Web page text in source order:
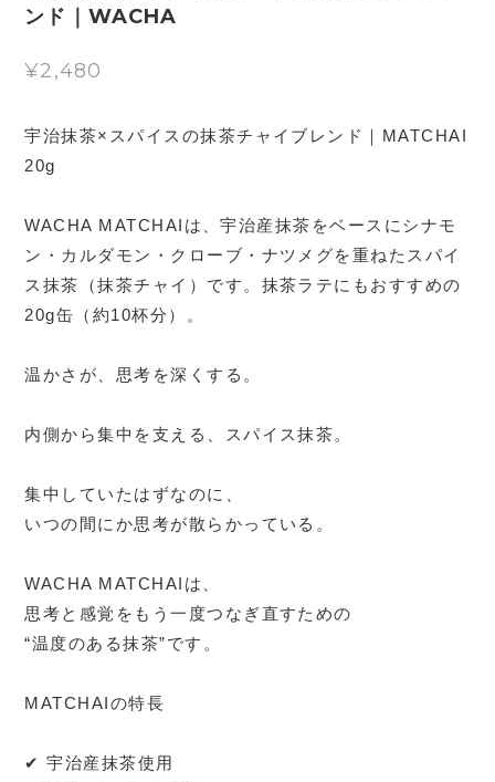
ンド｜WACHA
¥2,480
宇治抹茶×スパイスの抹茶チャイブレンド｜MATCHAI
20g
WACHA MATCHAIは、宇治産抹茶をベースにシナモ
ン・カルダモン・クローブ・ナツメグを重ねたスパイ
ス抹茶（抹茶チャイ）です。抹茶ラテにもおすすめの
20g缶（約10杯分）。
温かさが、思考を深くする。
内側から集中を支える、スパイス抹茶。
集中していたはずなのに、
いつの間にか思考が散らかっている。
WACHA MATCHAIは、
思考と感覚をもう一度つなぎ直すための
“温度のある抹茶”です。
MATCHAIの特長
✔ 宇治産抹茶使用